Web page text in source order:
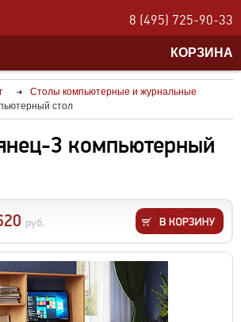
8 (495) 725-90-33
КОРЗИНА
Столы компьютерные и журнальные
стол
3 компьютерный
руб.